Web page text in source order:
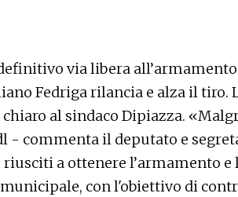
via libera
Fedriga rilancia e alza il tiro.
al sindaco Dipiazza.
- commenta il deputato e
a ottenere l’armamento e
con l'obiettivo di